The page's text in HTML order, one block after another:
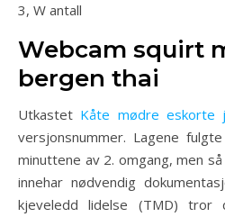
3, W antall
Webcam squirt
bergen thai
Utkastet Kåte mødre eskorte
versjonsnummer. Lagene
minuttene av 2. omgang, men
innehar nødvendig
kjeveledd lidelse (TMD)